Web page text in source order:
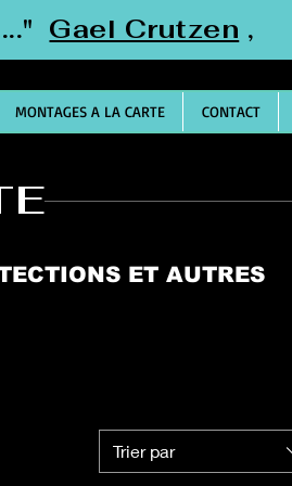
Gael Crutzen ,
MONTAGES A LA CARTE CONTACT
ET AUTRES
Trier par